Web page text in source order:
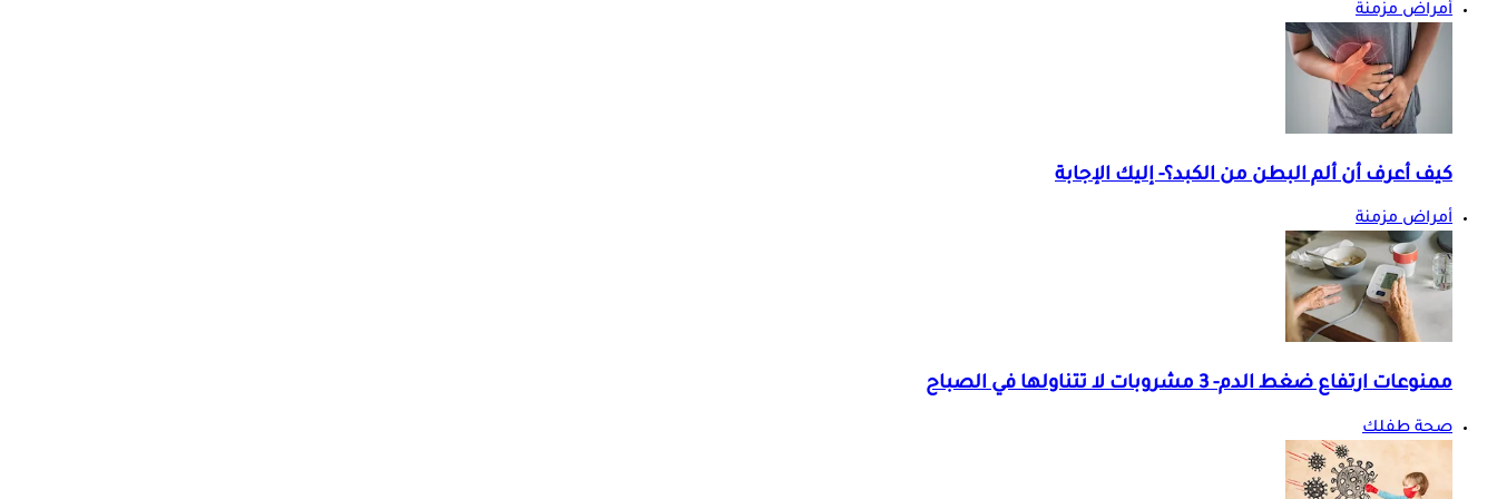
أمراض مزمنة
كيف أعرف أن ألم البطن من الكبد؟- إليك الإجابة
أمراض مزمنة
ممنوعات ارتفاع ضغط الدم- 3 مشروبات لا تتناولها في الصباح
صحة طفلك